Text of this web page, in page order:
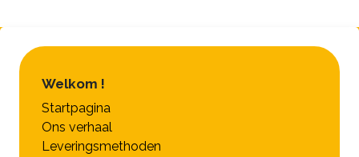
Welkom !
Startpagina
Ons verhaal
Leveringsmethoden